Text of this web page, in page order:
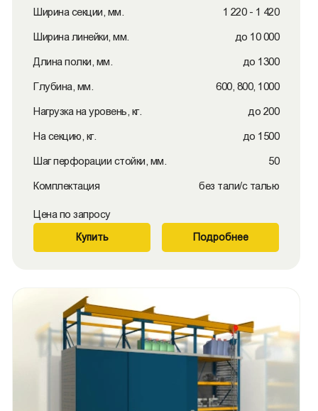
Ширина секции, мм. 1 220 - 1 420
Ширина линейки, мм. до 10 000
Длина полки, мм. до 1300
Глубина, мм. 600, 800, 1000
Нагрузка на уровень, кг. до 200
На секцию, кг. до 1500
Шаг перфорации стойки, мм. 50
Комплектация без тали/с талью
Цена по запросу
Купить Подробнее